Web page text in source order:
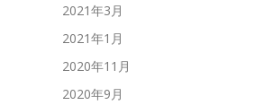
2021年3月
2021年1月
2020年11月
2020年9月